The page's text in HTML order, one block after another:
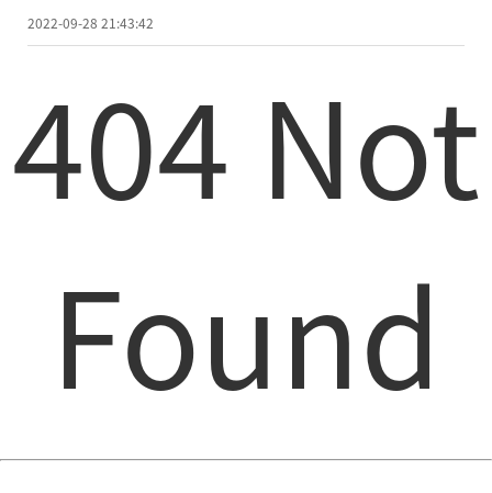
2022-09-28 21:43:42
404 Not
Found